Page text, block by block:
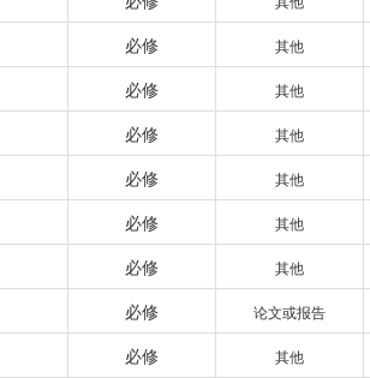
必修 其他
必修 其他
必修 其他
必修 其他
必修 其他
必修 其他
必修 论文或报告
必修 其他